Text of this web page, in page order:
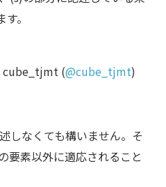
。
cube_tjmt (@cube_tjmt)
しなくても構いません。そ
要素以外に適応されること